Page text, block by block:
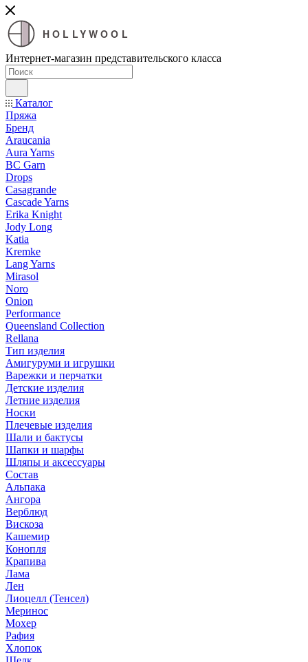
HOLLYWOOL
Интернет-магазин представительского класса
Каталог
Пряжа
Бренд
Araucania
Aura Yarns
BC Garn
Drops
Casagrande
Cascade Yarns
Erika Knight
Jody Long
Katia
Kremke
Lang Yarns
Mirasol
Noro
Onion
Performance
Queensland Collection
Rellana
Тип изделия
Амигуруми и игрушки
Варежки и перчатки
Детские изделия
Летние изделия
Носки
Плечевые изделия
Шали и бактусы
Шапки и шарфы
Шляпы и аксессуары
Состав
Альпака
Ангора
Верблюд
Вискоза
Кашемир
Конопля
Крапива
Лама
Лен
Лиоцелл (Тенсел)
Меринос
Мохер
Рафия
Хлопок